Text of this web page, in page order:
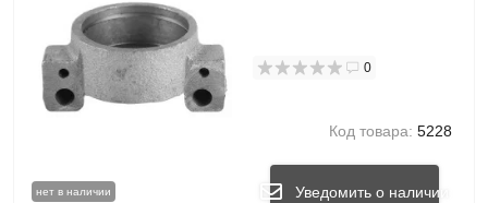
нет в наличии
0
Код товара: 5228
Уведомить о наличии